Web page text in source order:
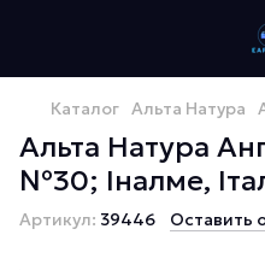
Каталог Альта Натура
Альта Натура
№30; Іналме,
Артикул: 39446 Оставить